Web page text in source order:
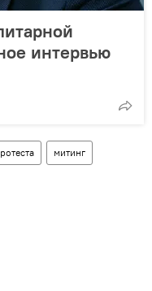
интервью
митинг